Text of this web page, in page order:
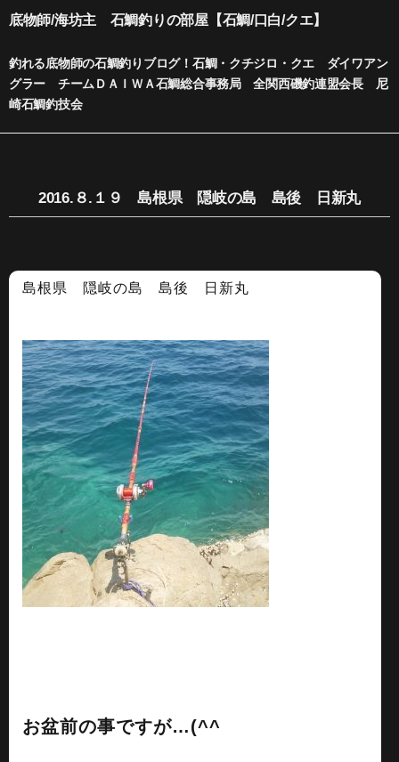
内
容
ス
キ
プ
底物師/海坊主 石鯛釣りの部屋【石鯛/口白/クエ】
釣れる底物師の石鯛釣りブログ！石鯛・クチジロ・クエ ダイワアン
グラー チームＤＡＩＷＡ石鯛総合事務局 全関西磯釣連盟会長 尼
崎石鯛釣技会
2016.８.１９ 島根県 隠岐の島 島後 日新丸
島根県 隠岐の島 島後 日新丸
お盆前の事ですが…(^^ゞ